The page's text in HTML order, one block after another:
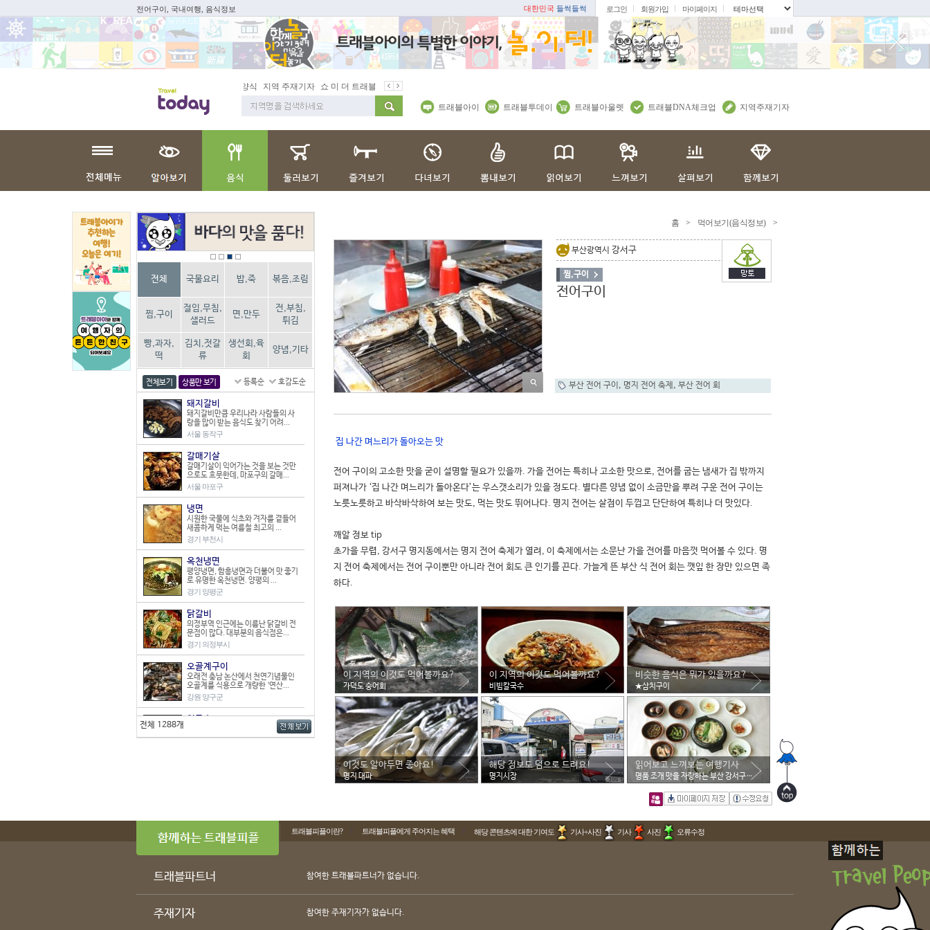
전어구이, 국내여행, 음식정보 대한민국 들썩들썩 로그인 회원가입 마이페이지
봄꽃
지역 주재기자 쇼 미 더 트래블아이
트래블아이 트래블투데이 트래블아울렛 트래블DNA체크업 지역주재기자
전체 국물요리 밥,죽 볶음,조림
찜,구이
절임,무침,
샐러드
면,만두
전,부침,
튀김
빵,과자,
떡
김치,젓갈
류
생선회,육
회
양념,기타
등록순 호감도순
전체보기 상품만 보기
돼지갈비
돼지갈비만큼 우리나라 사람들의 사
랑을 많이 받는 음식도 찾기 어려...
서울 동작구
갈매기살
갈매기살이 익어가는 것을 보는 것만
으로도 흐뭇한데, 마포구의 갈매...
서울 마포구
냉면
시원한 국물에 식초와 겨자를 곁들어
새콤하게 먹는 여름철 최고의 ...
경기 부천시
옥천냉면
평양냉면, 함흥냉면과 더불어 맛 좋기
로 유명한 옥천냉면. 양평의 ...
경기 양평군
닭갈비
의정부역 인근에는 이름난 닭갈비 전
문점이 많다. 대부분의 음식점은...
경기 의정부시
오골계구이
오래전 충남 논산에서 천연기념물인
오골계를 식용으로 개량한 ‘연산...
강원 양구군
칡국수
칡을 재료로 하여 면을 뽑는 칡국수는
막국수와 맛과 모양이 비슷해...
일본의 소바를 우리나라 식으로 개량
한 음식인 메밀국수는 가다랭이 ...
경남 의령군
안동칼국수
에 말아먹기를 즐겨왔다. 누름국...
경북 안동시
전체 1288개
홈 > 먹어보기(음식정보) >
부산광역시 강서구
찜,구이
전어구이
부산 전어 구이 , 명지 전어 축제 , 부산 전어 회
집 나간 며느리가 돌아오는 맛
전어 구이의 고소한 맛을 굳이 설명할 필요가 있을까. 가을 전어는 특히나 고소한 맛으로, 전어를 굽는 냄새가 집 밖까지
퍼져나가 ‘집 나간 며느리가 돌아온다’는 우스갯소리가 있을 정도다. 별다른 양념 없이 소금만을 뿌려 구운 전어 구이는
노릇노릇하고 바삭바삭하여 보는 맛도, 먹는 맛도 뛰어나다. 명지 전어는 살점이 두껍고 단단하여 특히나 더 맛있다.
깨알 정보 tip
초가을 무렵, 강서구 명지동에서는 명지 전어 축제가 열려, 이 축제에서는 소문난 가을 전어를 마음껏 먹어볼 수 있다. 명
지 전어 축제에서는 전어 구이뿐만 아니라 전어 회도 큰 인기를 끈다. 가늘게 뜬 부산 식 전어 회는 깻잎 한 장만 있으면 족
하다.
이 지역의 이것도 먹어볼까요?
가덕도 숭어회
이 지역의 이것도 먹어볼까요?
비빔칼국수
비슷한 음식은 뭐가 있을까요?
★삼치구이
이것도 알아두면 좋아요!
명지 대파
해당 정보도 덤으로 드려요!
명지시장
읽어보고 느껴보는 여행기사
명품 조개 맛을 자랑하는 부산 강서구 ‘갈미 조개’
트래블피플이란? 트래블피플에게 주어지는 혜택 해당 콘텐츠에 대한 기여도 기사+사진 기사 사진 오류수정
트래블파트너 참여한 트래블파트너가 없습니다.
주재기자 참여한 주재기자가 없습니다.